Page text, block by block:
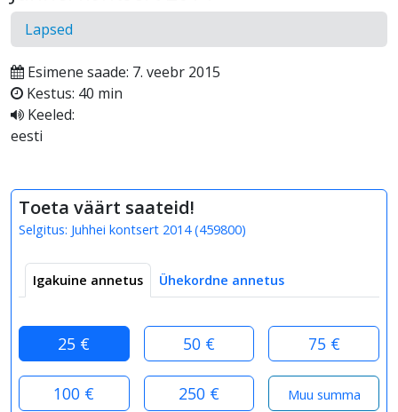
Lapsed
Esimene saade: 7. veebr 2015
Kestus: 40 min
Keeled:
eesti
Toeta väärt saateid!
Selgitus: Juhhei kontsert 2014(459800)
Igakuine annetus Ühekordne annetus
25 € 50 € 75 €
100 € 250 €